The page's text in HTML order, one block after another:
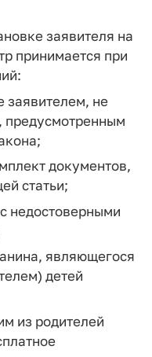
заявителя на
принимается при
заявителем, не
предусмотренным
документов,
статьи;
недостоверными
являющегося
детей
из родителей